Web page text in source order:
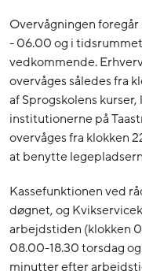
Overvågningen
- 06.00 og i
vedkommende.
overvåges således fra
af Sprogskolens
institutionerne på
overvåges fra klokken
at benytte
Kassefunktionen ved
døgnet, og
arbejdstiden (klokken
08.00-18.30 torsdag
minutter efter